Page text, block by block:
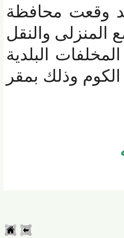
وقعت محافظة
والنقل
البلدية
وذلك بمقر